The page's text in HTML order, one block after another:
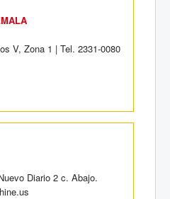
V, Zona 1 | Tel. 2331-0080
Diario 2 c. Abajo.